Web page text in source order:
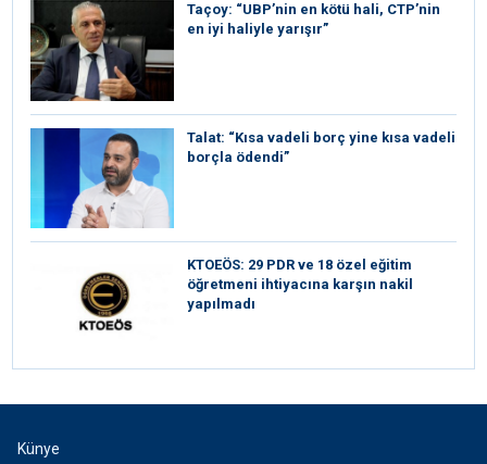
Taçoy: “UBP’nin en kötü hali, CTP’nin
en iyi haliyle yarışır”
Talat: “Kısa vadeli borç yine kısa vadeli
borçla ödendi”
KTOEÖS: 29 PDR ve 18 özel eğitim
öğretmeni ihtiyacına karşın nakil
yapılmadı
Künye